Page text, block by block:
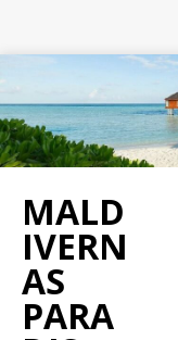
MALD
IVERN
AS
PARA